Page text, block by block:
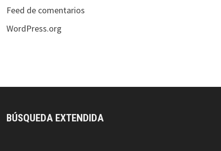
Feed de comentarios
WordPress.org
BÚSQUEDA EXTENDIDA